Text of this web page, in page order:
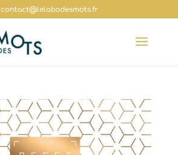
contact@lelabodesmots.fr